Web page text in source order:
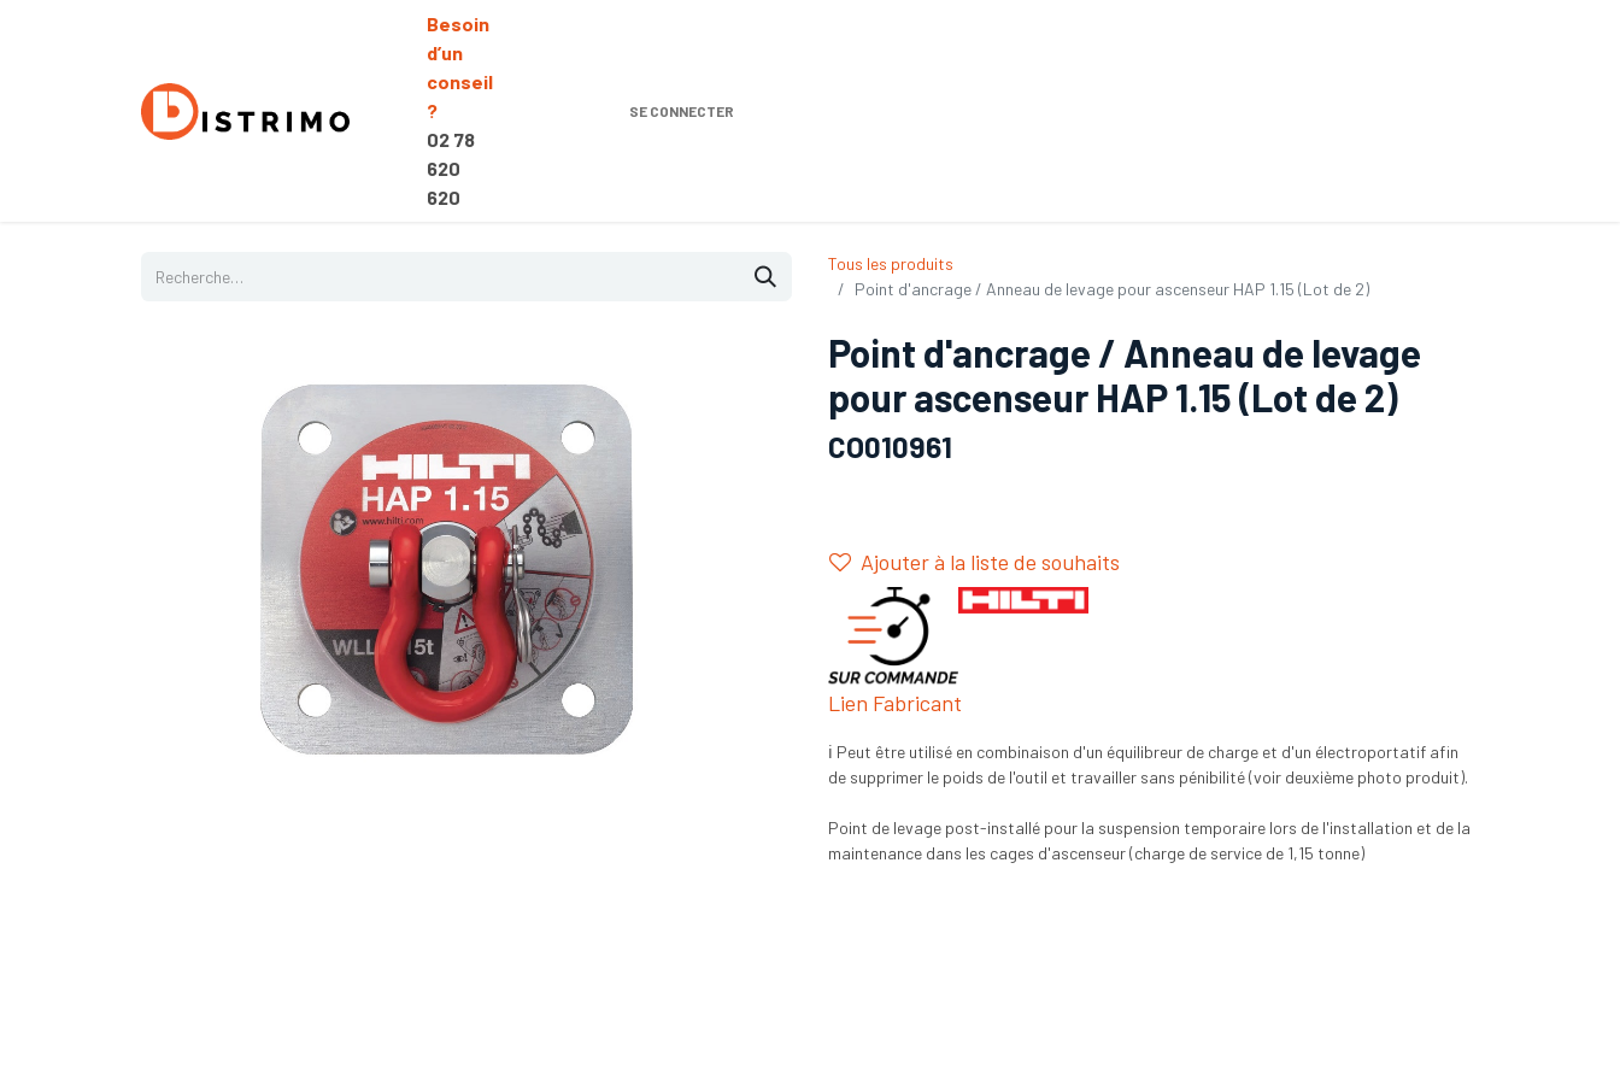
Besoin
d’un
conseil
?
02 78
620
620
SE CONNECTER
Tous les produits
Point d'ancrage / Anneau de levage pour ascenseur HAP 1.15 (Lot de 2)
Point d'ancrage / Anneau de levage
pour ascenseur HAP 1.15 (Lot de 2)
CO010961
Ajouter à la liste de souhaits
Lien Fabricant
ℹ️ Peut être utilisé en combinaison d'un équilibreur de charge et d'un électroportatif afin
de supprimer le poids de l'outil et travailler sans pénibilité (voir deuxième photo produit).
Point de levage post-installé pour la suspension temporaire lors de l'installation et de la
maintenance dans les cages d'ascenseur (charge de service de 1,15 tonne)